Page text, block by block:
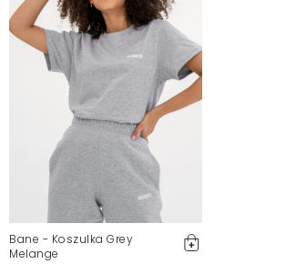
Bane - Koszulka Grey
Melange